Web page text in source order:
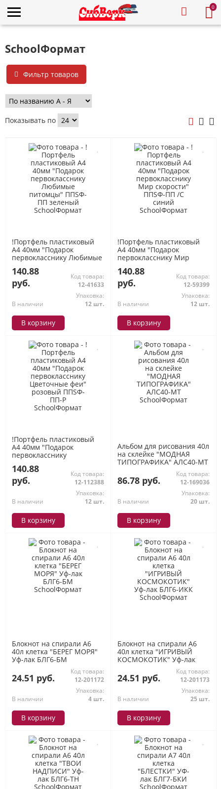
0
SchoolФормат
Фильтр товаров
Показывать по
!Портфель пластиковый
А4 40мм "Подарок
первокласснику Любимые
зеленый SchoolФормат
140.88
руб.
Код товара:
12-41633
В наличии
Упаковка:
12 шт.
В корзину
!Портфель пластиковый
А4 40мм "Подарок
первокласснику Мир
синий SchoolФормат
140.88
руб.
Код товара:
12-59399
В наличии
Упаковка:
12 шт.
В корзину
!Портфель пластиковый
А4 40мм "Подарок
первокласснику
ППSФ-ПП-Р SchoolФормат
140.88
руб.
Код товара:
12-112388
В наличии
Упаковка:
12 шт.
В корзину
Альбом для рисования 40л
на склейке "МОДНАЯ
ТИПОГРАФИКА" АЛС40-МТ
86.78 руб.
Код товара:
12-169036
В наличии
Упаковка:
20 шт.
В корзину
Блокнот на спирали А6
40л клетка "БЕРЕГ МОРЯ"
Уф-лак БЛГ6-БМ
24.51 руб.
Код товара:
12-201172
В наличии
Упаковка:
4 шт.
В корзину
Блокнот на спирали А6
40л клетка "ИГРИВЫЙ
КОСМОКОТИК" Уф-лак
БЛГ6-ИКК SchoolФормат
24.51 руб.
Код товара:
12-201173
В наличии
Упаковка:
25 шт.
В корзину